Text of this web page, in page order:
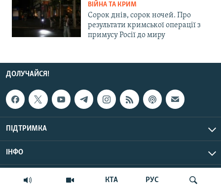
КТА РУС
ВІЙНА ТА КРИМ
Сорок днів, сорок ночей. Про
результати кримської операції з
примусу Росії до миру
ДОЛУЧАЙСЯ!
ПІДТРИМКА
ІНФО
© Крим.Реалії, 2026 | Усі права застережено.